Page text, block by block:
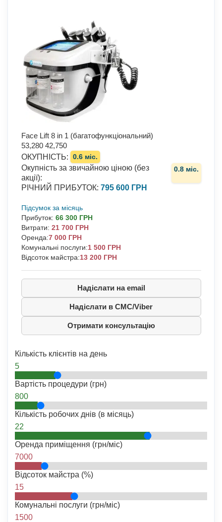
Face Lift 8 in 1 (багатофункціональний)
53,280 42,750
ОКУПНІСТЬ: 0.6 міс.
Окупність за звичайною ціною (без
акції):
0.8 міс.
РІЧНИЙ ПРИБУТОК: 795 600 ГРН
Підсумок за місяць
Прибуток: 66 300 ГРН
Витрати: 21 700 ГРН
Оренда:7 000 ГРН
Комунальні послуги:1 500 ГРН
Відсоток майстра:13 200 ГРН
Надіслати на email
Надіслати в СМС/Viber
Отримати консультацію
Кількість клієнтів на день
5
Вартість процедури (грн)
800
Кількість робочих днів (в місяць)
22
Оренда приміщення (грн/міс)
7000
Відсоток майстра (%)
15
Комунальні послуги (грн/міс)
1500